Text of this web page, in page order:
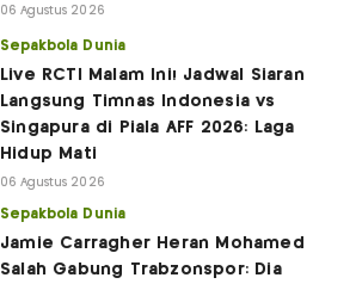
06 Agustus 2026
Sepakbola Dunia
Live RCTI Malam Ini! Jadwal Siaran
Langsung Timnas Indonesia vs
Singapura di Piala AFF 2026: Laga
Hidup Mati
06 Agustus 2026
Sepakbola Dunia
Jamie Carragher Heran Mohamed
Salah Gabung Trabzonspor: Dia